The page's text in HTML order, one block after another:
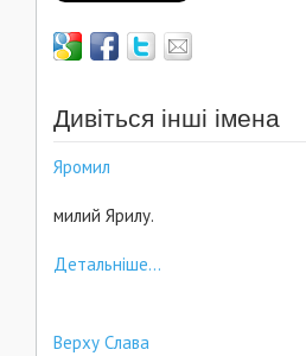
Дивіться інші імена
Яромил
милий Ярилу.
Детальніше...
Верху Слава